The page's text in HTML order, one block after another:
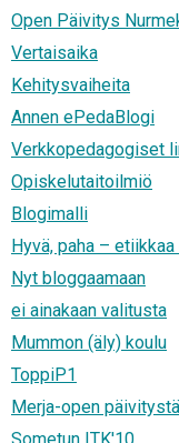
Open Päivitys
Vertaisaika
Kehitysvaiheita
Annen ePedaBlogi
Verkkopedagogiset
Opiskelutaitoilmiö
Blogimalli
Hyvä, paha –
Nyt bloggaamaan
ei ainakaan valitusta
Mummon (äly) koulu
ToppiP1
Merja-open päivitystä